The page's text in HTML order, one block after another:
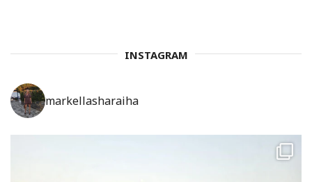
INSTAGRAM
markellasharaiha